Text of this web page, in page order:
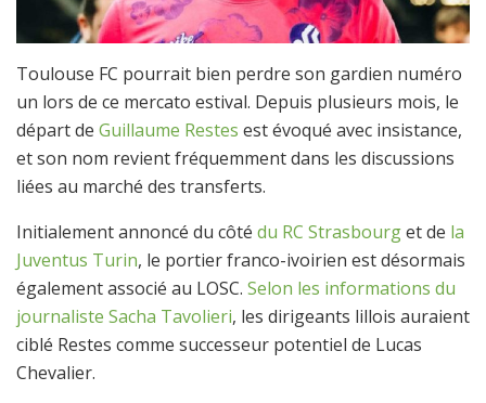
Toulouse FC pourrait bien perdre son gardien numéro
un lors de ce mercato estival. Depuis plusieurs mois, le
départ de Guillaume Restes est évoqué avec insistance,
et son nom revient fréquemment dans les discussions
liées au marché des transferts.
Initialement annoncé du côté du RC Strasbourget de la
Juventus Turin, le portier franco-ivoirien est désormais
également associé au LOSC. Selon les informations du
journaliste Sacha Tavolieri, les dirigeants lillois auraient
ciblé Restes comme successeur potentiel de Lucas
Chevalier.